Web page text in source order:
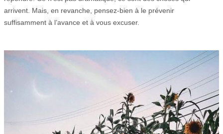
arrivent. Mais, en revanche, pensez-bien à le prévenir
suffisamment à l’avance et à vous excuser.